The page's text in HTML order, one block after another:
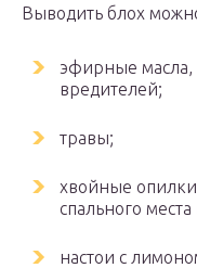
Выводить блох
эфирные масла,
вредителей;
травы;
хвойные
спального места
настои с